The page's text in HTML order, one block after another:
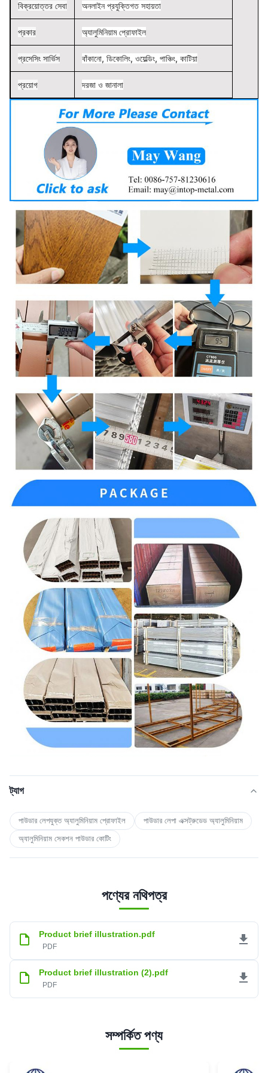
বিক্রয়োত্তর সেবা অনলাইন প্রযুক্তিগত সহায়তা
প্রকার অ্যালুমিনিয়াম প্রোফাইল
প্রসেসিং সার্ভিস বাঁকানো, ডিকোলিং, ওয়েল্ডিং, পাঞ্চিং, কাটিয়া
প্রয়োগ দরজা ও জানালা
গুয়াংডং, চীন
ট্যাগ
পাউডার লেপযুক্ত অ্যালুমিনিয়াম প্রোফাইল
পাউডার লেপা এক্সট্রুডেড অ্যালুমিনিয়াম
অ্যালুমিনিয়াম সেকশন পাউডার কোটিং
পণ্যের নথিপত্র
Product brief illustration.pdf
PDF
Product brief illustration (2).pdf
PDF
সম্পর্কিত পণ্য